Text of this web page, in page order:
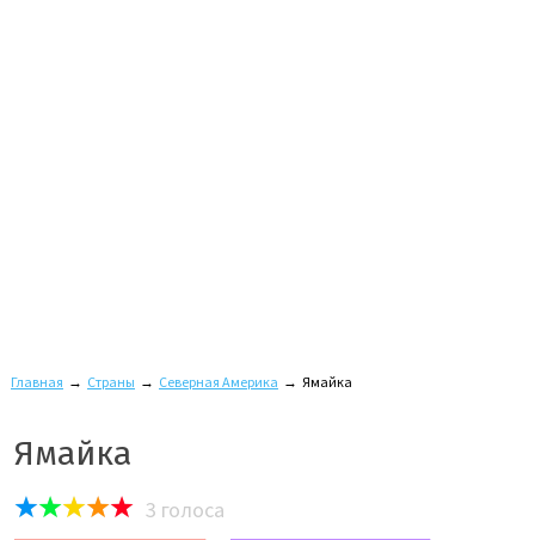
Главная → Страны → Северная Америка → Ямайка
Ямайка
3 голоса